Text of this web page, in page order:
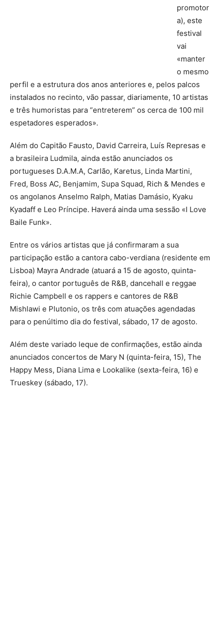
promotor
a), este
festival
vai
«manter
o mesmo
perfil e a estrutura dos anos anteriores e, pelos palcos
instalados no recinto, vão passar, diariamente, 10 artistas
e três humoristas para “entreterem” os cerca de 100 mil
espetadores esperados».
Além do Capitão Fausto, David Carreira, Luís Represas e
a brasileira Ludmila, ainda estão anunciados os
portugueses D.A.M.A, Carlão, Karetus, Linda Martini,
Fred, Boss AC, Benjamim, Supa Squad, Rich & Mendes e
os angolanos Anselmo Ralph, Matias Damásio, Kyaku
Kyadaff e Leo Príncipe. Haverá ainda uma sessão «I Love
Baile Funk».
Entre os vários artistas que já confirmaram a sua
participação estão a cantora cabo-verdiana (residente em
Lisboa) Mayra Andrade (atuará a 15 de agosto, quinta-
feira), o cantor português de R&B, dancehall e reggae
Richie Campbell e os rappers e cantores de R&B
Mishlawi e Plutonio, os três com atuações agendadas
para o penúltimo dia do festival, sábado, 17 de agosto.
Além deste variado leque de confirmações, estão ainda
anunciados concertos de Mary N (quinta-feira, 15), The
Happy Mess, Diana Lima e Lookalike (sexta-feira, 16) e
Trueskey (sábado, 17).